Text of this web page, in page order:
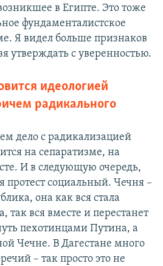
в Египте. Это тоже
фундаменталистское
Я видел больше признаков
утверждать с уверенностью.
идеологией
радикального
дело с радикализацией
на сепаратизме, на
И в следующую очередь,
протест социальный. Чечня –
она как вся стала
так вся вместе и перестанет
пехотинцами Путина, а
Чечне. В Дагестане много
– так просто это не